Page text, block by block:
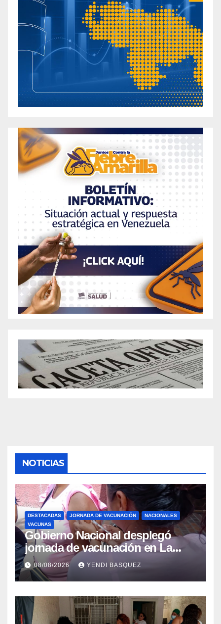
NOTICIAS
DESTACADAS JORNADA DE VACUNACIÓN
NACIONALES
VACUNAS
Gobierno Nacional desplegó
jornada de vacunación en La
Guaira para garantizar protección
epidemiológica
08/08/2026 YENDI BASQUEZ